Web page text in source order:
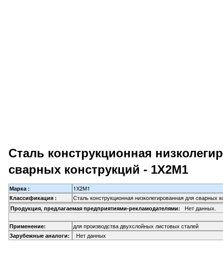
Сталь конструкционная
сварных конструкций - 1Х2М1
Марка : 1Х2М1
Классификация : Сталь конструкционная низколегированная для сварных
Продукция, предлагаемая предприятиями-рекламодателями: Нет данных.
Применение: для производства двухслойных листовых сталей
Зарубежные аналоги: Нет данных